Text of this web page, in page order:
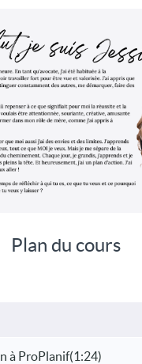
Plan du cours
à ProPlanif(1:24)